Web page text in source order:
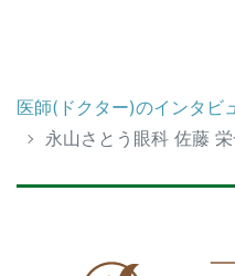
医師(ドクター)のインタビ
永山さとう眼科 佐藤